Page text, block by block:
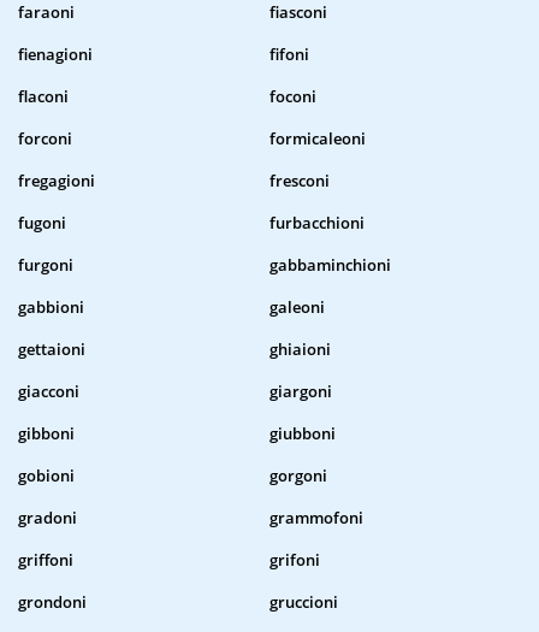
faraoni
fiasconi
fienagioni
fifoni
flaconi
foconi
forconi
formicaleoni
fregagioni
fresconi
fugoni
furbacchioni
furgoni
gabbaminchioni
gabbioni
galeoni
gettaioni
ghiaioni
giacconi
giargoni
gibboni
giubboni
gobioni
gorgoni
gradoni
grammofoni
griffoni
grifoni
grondoni
gruccioni